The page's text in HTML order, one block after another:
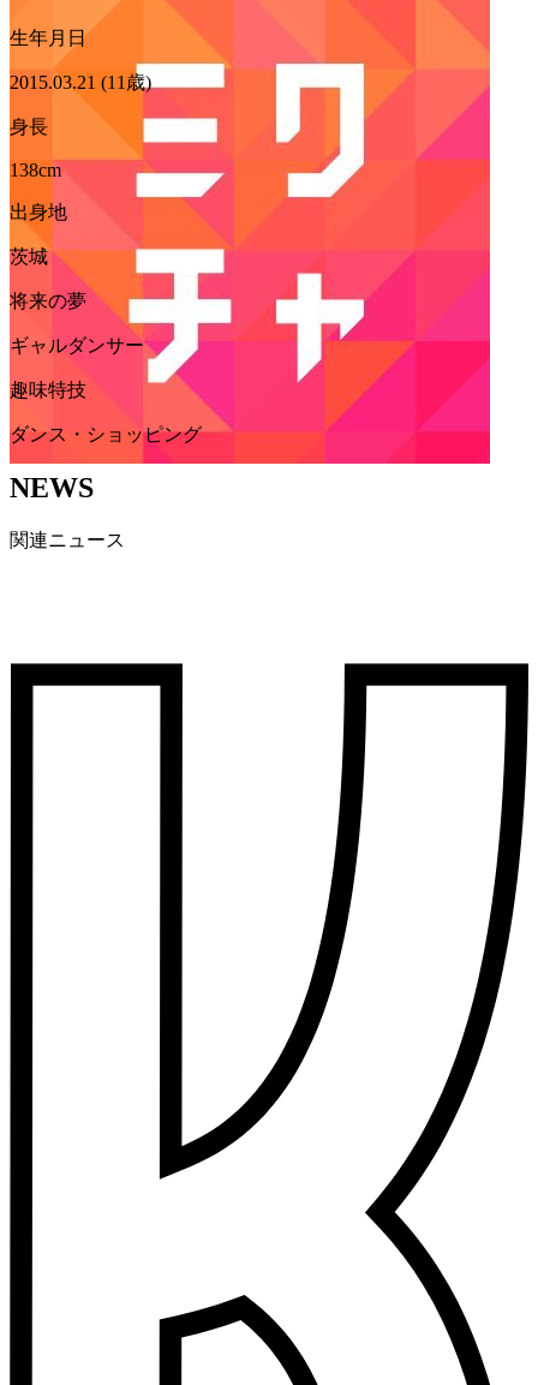
生年月日
2015.03.21 (11歳)
身長
138cm
出身地
茨城
将来の夢
ギャルダンサー
趣味特技
ダンス・ショッピング
NEWS
関連ニュース
💫読モ限定パラショー開催決定💫